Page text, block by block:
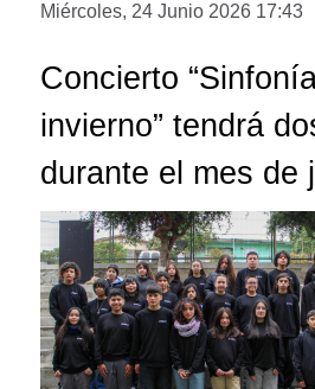
Miércoles, 24 Junio 2026 17:43
Concierto
invierno” tendrá
durante el mes de